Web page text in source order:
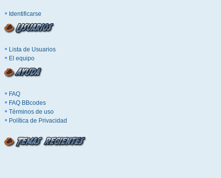
Identificarse
Lista de Usuarios
El equipo
FAQ
FAQ BBcodes
Términos de uso
Política de Privacidad